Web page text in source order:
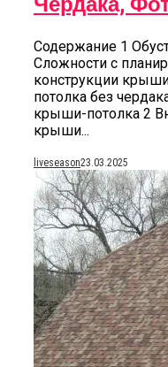
Содержание 1
Сложности с
конструкции
потолка без
крыши-потолка 2
крыши...
liveseason23.03.2025